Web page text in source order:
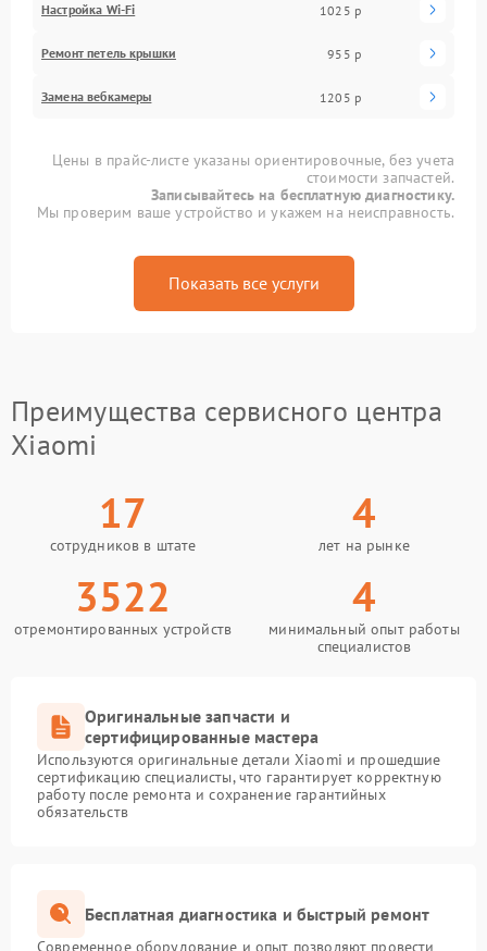
Настройка Wi-Fi 1025 р
Ремонт петель крышки 955 р
Замена вебкамеры 1205 р
Цены в прайс-листе указаны ориентировочные, без учета
стоимости запчастей.
Записывайтесь на бесплатную диагностику.
Мы проверим ваше устройство и укажем на неисправность.
Показать все услуги
Преимущества сервисного центра
Xiaomi
17
сотрудников в штате
4
лет на рынке
3522
отремонтированных устройств
4
минимальный опыт работы
специалистов
Оригинальные запчасти и
сертифицированные мастера
Используются оригинальные детали Xiaomi и прошедшие
сертификацию специалисты, что гарантирует корректную
работу после ремонта и сохранение гарантийных
обязательств
Бесплатная диагностика и быстрый ремонт
Современное оборудование и опыт позволяют провести